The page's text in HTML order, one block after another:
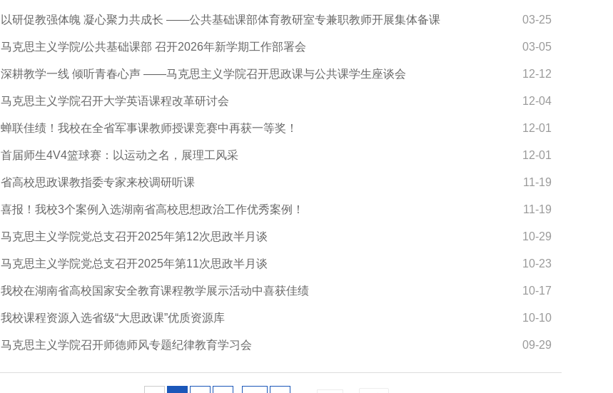
以研促教强体魄 凝心聚力共成长 ——公共基础课部体育教研室专兼职教师开展集体备课 03-25
马克思主义学院/公共基础课部 召开2026年新学期工作部署会 03-05
深耕教学一线 倾听青春心声 ——马克思主义学院召开思政课与公共课学生座谈会 12-12
马克思主义学院召开大学英语课程改革研讨会 12-04
蝉联佳绩！我校在全省军事课教师授课竞赛中再获一等奖！ 12-01
首届师生4V4篮球赛：以运动之名，展理工风采 12-01
省高校思政课教指委专家来校调研听课 11-19
喜报！我校3个案例入选湖南省高校思想政治工作优秀案例！ 11-19
马克思主义学院党总支召开2025年第12次思政半月谈 10-29
马克思主义学院党总支召开2025年第11次思政半月谈 10-23
我校在湖南省高校国家安全教育课程教学展示活动中喜获佳绩 10-17
我校课程资源入选省级“大思政课”优质资源库 10-10
马克思主义学院召开师德师风专题纪律教育学习会 09-29